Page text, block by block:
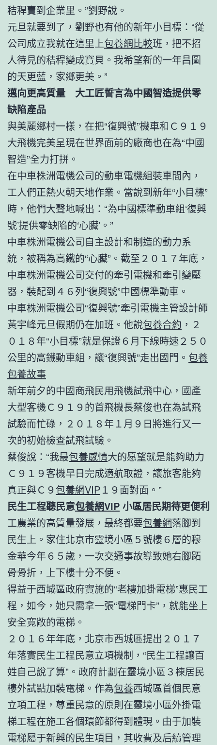
秸稈賣到企業里。”劉野說。
元旦就要到了，劉野也有他的新年小目標：“從
公司成立我就在這里上包養網比較班，把不招
人待見的秸稈變成寶貝。我希望新的一年昌圖
的天更藍，家鄉更美。”
邁向更高質量 大工匠誓言為中國智造提供零
缺陷產品
與美麗鄉村一樣，在把“復興號”機車和Ｃ９１９
大飛機完美呈現在世界面前的廠商也在為“中國
智造”全力打拼。
在中車株洲電機公司的動車電機組裝車間內，
工人們正熱火朝天地作業。當說到新年“小目標”
時，他們大聲地喊出：“為中國標準動車組‘復興
號’提供零缺陷的‘心臟’。”
中車株洲電機公司自主設計和制造的動力系
統，被稱為高鐵的“心臟”。截至２０１７年底，
中車株洲電機公司交付的牽引電機和牽引變壓
器，裝配到４６列“復興號”中國標準動車。
中車株洲電機公司“復興號”牽引電機主管設計師
黃宇峰元旦假期仍在加班。他說包養合約 ，２
０１８年“小目標”就是保證６月下線時速２５０
公里的高鐵動車組，讓“復興號”走出國門。 包養
包養故事
新年前夕的中國商飛民用飛機試飛中心，國產
大型客機Ｃ９１９的首飛機長蔡俊也在為試飛
試驗而忙碌，２０１８年１月９日將進行又一
次的初始檢查試飛試驗。
蔡俊說：“我最包養感情大的愿望就是能夠助力
Ｃ９１９客機早日完成適航取證，讓旅客能夠
真正與Ｃ９包養網VIP１９面對面。”
民生工程聽民意包養網VIP 小區居民期待更便利
工農業的高質量發展，最終都要包養網落腳到
民生上。家住北京市靈境小區５號樓６層的穆
金華今年６５歲，一次交通事故導致她右腳跖
骨骨折，上下樓十分不便。
得益于西城區政府實施的“老樓加掛電梯”惠民工
程，如今，她只需拿一張“電梯門卡”，就能坐上
安全寬敞的電梯。
２０１６年年底，北京市西城區提出２０１７
年落實民生工程民意立項機制，“民生工程讓百
姓自己說了算”。政府計劃在靈境小區３棟居民
樓外試點加裝電梯。作為包養西城區首個民意
立項工程，尊重民意的原則在靈境小區外掛電
梯工程在施工各個環節都得到體現。由于加裝
電梯屬于新興的民生項目，其收費及后續管理